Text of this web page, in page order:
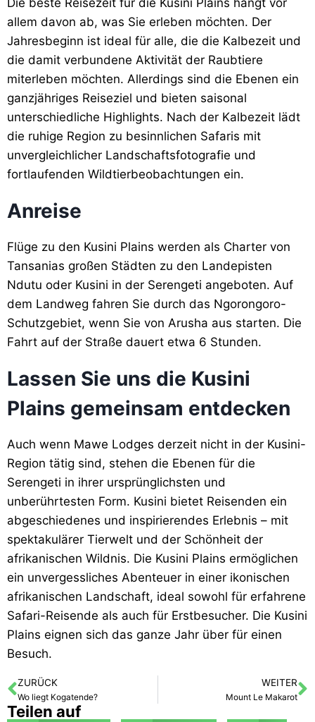
Die beste Reisezeit für die Kusini Plains hängt vor
allem davon ab, was Sie erleben möchten. Der
Jahresbeginn ist ideal für alle, die die Kalbezeit und
die damit verbundene Aktivität der Raubtiere
miterleben möchten. Allerdings sind die Ebenen ein
ganzjähriges Reiseziel und bieten saisonal
unterschiedliche Highlights. Nach der Kalbezeit lädt
die ruhige Region zu besinnlichen Safaris mit
unvergleichlicher Landschaftsfotografie und
fortlaufenden Wildtierbeobachtungen ein.
Anreise
Flüge zu den Kusini Plains werden als Charter von
Tansanias großen Städten zu den Landepisten
Ndutu oder Kusini in der Serengeti angeboten. Auf
dem Landweg fahren Sie durch das Ngorongoro-
Schutzgebiet, wenn Sie von Arusha aus starten. Die
Fahrt auf der Straße dauert etwa 6 Stunden.
Lassen Sie uns die Kusini
Plains gemeinsam entdecken
Auch wenn Mawe Lodges derzeit nicht in der Kusini-
Region tätig sind, stehen die Ebenen für die
Serengeti in ihrer ursprünglichsten und
unberührtesten Form. Kusini bietet Reisenden ein
abgeschiedenes und inspirierendes Erlebnis – mit
spektakulärer Tierwelt und der Schönheit der
afrikanischen Wildnis. Die Kusini Plains ermöglichen
ein unvergessliches Abenteuer in einer ikonischen
afrikanischen Landschaft, ideal sowohl für erfahrene
Safari-Reisende als auch für Erstbesucher. Die Kusini
Plains eignen sich das ganze Jahr über für einen
Besuch.
ZURÜCK
Wo liegt Kogatende?
WEITER
Mount Le Makarot
Teilen auf